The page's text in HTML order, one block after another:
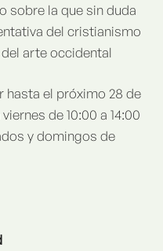
sobre la que sin duda
del cristianismo
arte occidental
hasta el próximo 28 de
de 10:00 a 14:00
y domingos de